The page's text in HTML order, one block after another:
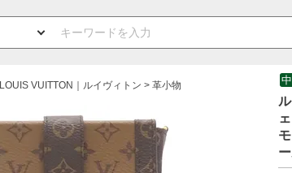
LOUIS VUITTON｜ルイヴィトン 革小物